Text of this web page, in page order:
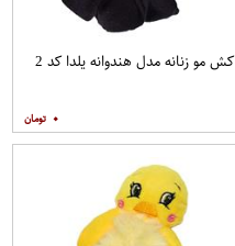
کش مو زنانه مدل هندوانه یلدا کد 2
۰